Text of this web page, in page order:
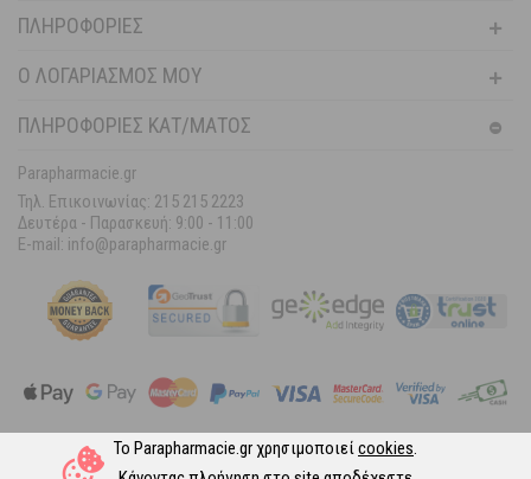
Το Parapharmacie.gr χρησιμοποιείcookies.
ΠΛΗΡΟΦΟΡΊΕΣ
Ο ΛΟΓΑΡΙΑΣΜΌΣ ΜΟΥ
ΠΛΗΡΟΦΟΡΙΕΣ ΚΑΤ/ΜΑΤΟΣ
Parapharmacie.gr
Τηλ. Επικοινωνίας: 215 215 2223
Δευτέρα - Παρασκευή: 9:00 - 11:00
E-mail: info@parapharmacie.gr
Ακολουθήστε μας στα Social Media